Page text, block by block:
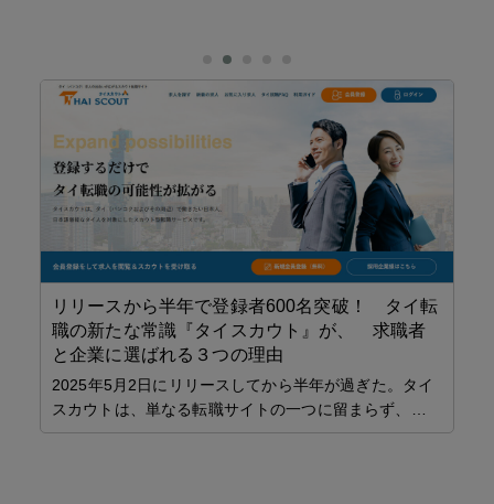
リリースから半年で登録者600名突破！ タイ転
職の新たな常識『タイスカウト』が、 求職者
と企業に選ばれる３つの理由
2025年5月2日にリリースしてから半年が過ぎた。タイ
スカウトは、単なる転職サイトの一つに留まらず、…